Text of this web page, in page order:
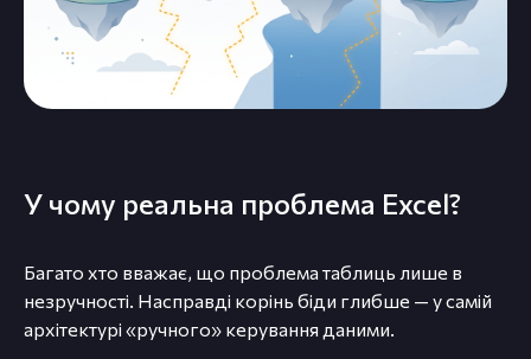
У чому реальна проблема Excel?
Багато хто вважає, що проблема таблиць лише в
незручності. Насправді корінь біди глибше — у самій
архітектурі «ручного» керування даними.